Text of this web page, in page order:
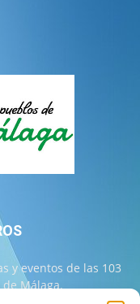
y eventos de las 103
Málaga.